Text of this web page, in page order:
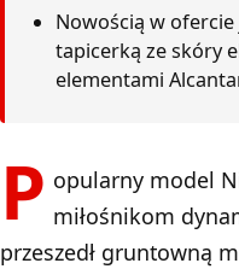
Nowością w
tapicerką ze skóry
elementami
P opularny model
miłośnikom
przeszedł gruntowną